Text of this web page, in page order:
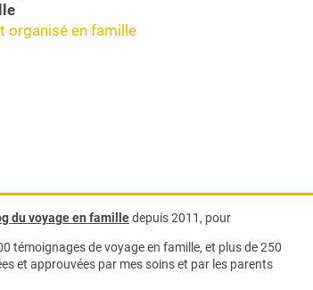
organisé en famille
du voyage en familledepuis 2011, pour
témoignages devoyage en famille, et plus de 250
et approuvées par mes soins et par les parents